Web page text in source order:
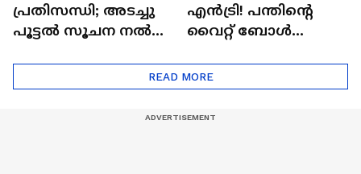
പ്രതിസന്ധി; അടച്ചു
പൂട്ടൽ സൂചന നൽകി
എൻട്രി! പന്തിന്റെ
വൈറ്റ് ബോള്‍
തുലാസിലോ? |
Rishabh Pant | BCCI
READ MORE